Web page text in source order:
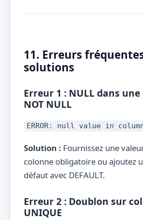
11. Erreurs
solutions
Erreur 1 : NULL dans
NOT NULL
ERROR: null value in
Solution : Fournissez une
colonne obligatoire ou ajoutez
défaut avec DEFAULT.
Erreur 2 : Doublon sur
UNIQUE